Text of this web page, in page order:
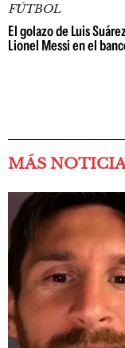
FÚTBOL
El golazo de Luis
Lionel Messi en el
MÁS